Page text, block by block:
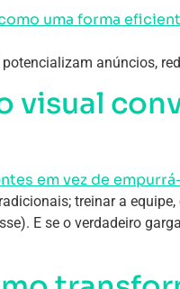
anúncios,
visual
treinar a
E se o verdadeiro